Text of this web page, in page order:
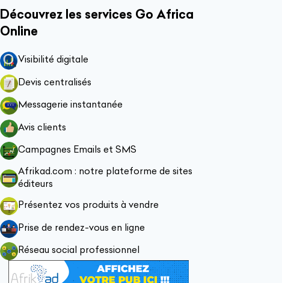
Découvrez les services Go Africa
Online
Visibilité digitale
Devis centralisés
Messagerie instantanée
Avis clients
Campagnes Emails et SMS
Afrikad.com : notre plateforme de sites
éditeurs
Présentez vos produits à vendre
Prise de rendez-vous en ligne
Réseau social professionnel